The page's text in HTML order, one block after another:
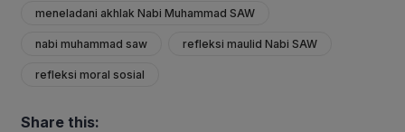
meneladani akhlak Nabi Muhammad SAW
nabi muhammad saw refleksi maulid Nabi SAW
refleksi moral sosial
Share this: